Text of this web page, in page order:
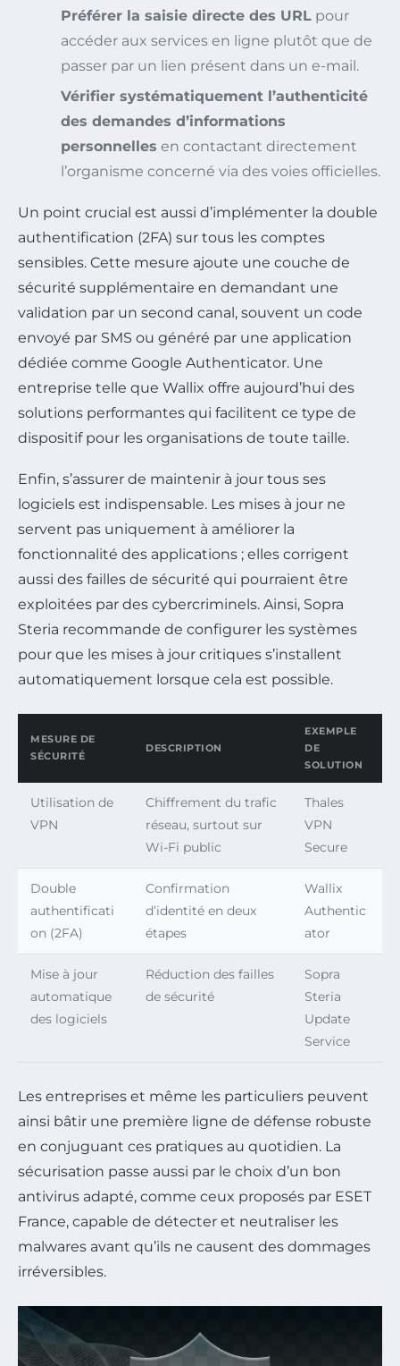
Préférer la saisie directe des URL pour
accéder aux services en ligne plutôt que de
passer par un lien présent dans un e-mail.
Vérifier systématiquement l’authenticité
des demandes d’informations
personnelles en contactant directement
l’organisme concerné via des voies officielles.
Un point crucial est aussi d’implémenter la double
authentification (2FA) sur tous les comptes
sensibles. Cette mesure ajoute une couche de
sécurité supplémentaire en demandant une
validation par un second canal, souvent un code
envoyé par SMS ou généré par une application
dédiée comme Google Authenticator. Une
entreprise telle que Wallix offre aujourd’hui des
solutions performantes qui facilitent ce type de
dispositif pour les organisations de toute taille.
Enfin, s’assurer de maintenir à jour tous ses
logiciels est indispensable. Les mises à jour ne
servent pas uniquement à améliorer la
fonctionnalité des applications ; elles corrigent
aussi des failles de sécurité qui pourraient être
exploitées par des cybercriminels. Ainsi, Sopra
Steria recommande de configurer les systèmes
pour que les mises à jour critiques s’installent
automatiquement lorsque cela est possible.
MESURE DE
SÉCURITÉ
DESCRIPTION
EXEMPLE
DE
SOLUTION
Utilisation de
VPN
Chiffrement du trafic
réseau, surtout sur
Wi-Fi public
Thales
VPN
Secure
Double
authentificati
on (2FA)
Confirmation
d’identité en deux
étapes
Wallix
Authentic
ator
Mise à jour
automatique
des logiciels
Réduction des failles
de sécurité
Sopra
Steria
Update
Service
Les entreprises et même les particuliers peuvent
ainsi bâtir une première ligne de défense robuste
en conjuguant ces pratiques au quotidien. La
sécurisation passe aussi par le choix d’un bon
antivirus adapté, comme ceux proposés par ESET
France, capable de détecter et neutraliser les
malwares avant qu’ils ne causent des dommages
irréversibles.